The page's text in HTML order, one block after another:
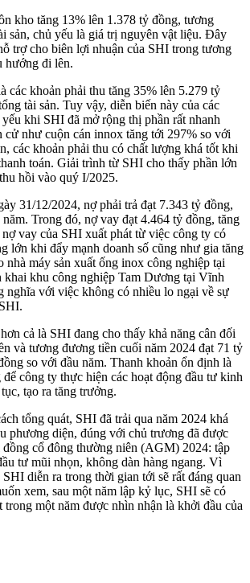
kho tăng 13% lên 1.378 tỷ đồng, tương
sản, chủ yếu là giá trị nguyên vật liệu. Đây
trợ cho biên lợi nhuận của SHI trong tương
hướng đi lên.
các khoản phải thu tăng 35% lên 5.279 tỷ
tài sản. Tuy vậy, diễn biến này của các
yếu khi SHI đã mở rộng thị phần rất nhanh
cử như cuộn cán innox tăng tới 297% so với
các khoản phải thu có chất lượng khá tốt khi
toán. Giải trình từ SHI cho thấy phần lớn
hồi vào quý I/2025.
31/12/2024, nợ phải trả đạt 7.343 tỷ đồng,
Trong đó, nợ vay đạt 4.464 tỷ đồng, tăng
vay của SHI xuất phát từ việc công ty có
lớn khi đẩy mạnh doanh số cũng như gia tăng
nhà máy sản xuất ống inox công nghiệp tại
khu công nghiệp Tam Dương tại Vĩnh
nghĩa với việc không có nhiều lo ngại về sự
SHI.
cả là SHI đang cho thấy khả năng cân đối
và tương đương tiền cuối năm 2024 đạt 71 tỷ
so với đầu năm. Thanh khoản ổn định là
công ty thực hiện các hoạt động đầu tư kinh
tạo ra tăng trưởng.
tổng quát, SHI đã trải qua năm 2024 khá
phương diện, đúng với chủ trương đã được
đồng cổ đông thường niên (AGM) 2024: tập
tư mũi nhọn, không dàn hàng ngang. Vì
SHI diễn ra trong thời gian tới sẽ rất đáng quan
xem, sau một năm lập kỷ lục, SHI sẽ có
trong một năm được nhìn nhận là khởi đầu của